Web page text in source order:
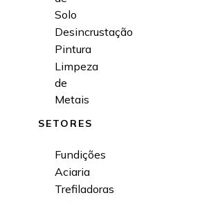
Solo
Desincrustação
Pintura
Limpeza
de
Metais
SETORES
Fundições
Aciaria
Trefiladoras